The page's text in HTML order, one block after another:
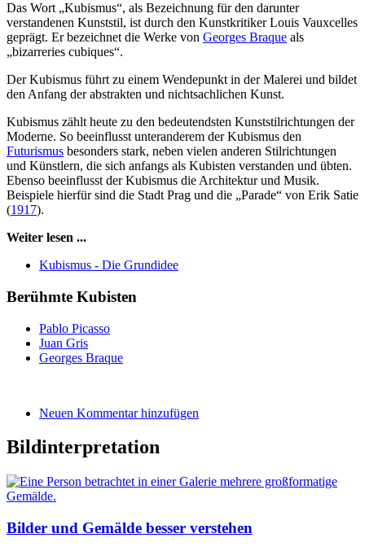
Das Wort „Kubismus“, als Bezeichnung für den darunter
verstandenen Kunststil, ist durch den Kunstkritiker Louis Vauxcelles
geprägt. Er bezeichnet die Werke von Georges Braque als
„bizarreries cubiques“.
Der Kubismus führt zu einem Wendepunkt in der Malerei und bildet
den Anfang der abstrakten und nichtsachlichen Kunst.
Kubismus zählt heute zu den bedeutendsten Kunststilrichtungen der
Moderne. So beeinflusst unteranderem der Kubismus den
Futurismus besonders stark, neben vielen anderen Stilrichtungen
und Künstlern, die sich anfangs als Kubisten verstanden und übten.
Ebenso beeinflusst der Kubismus die Architektur und Musik.
Beispiele hierfür sind die Stadt Prag und die „Parade“ von Erik Satie
(1917).
Weiter lesen ...
Kubismus - Die Grundidee
Berühmte Kubisten
Pablo Picasso
Juan Gris
Georges Braque
Neuen Kommentar hinzufügen
Bildinterpretation
Bilder und Gemälde besser verstehen